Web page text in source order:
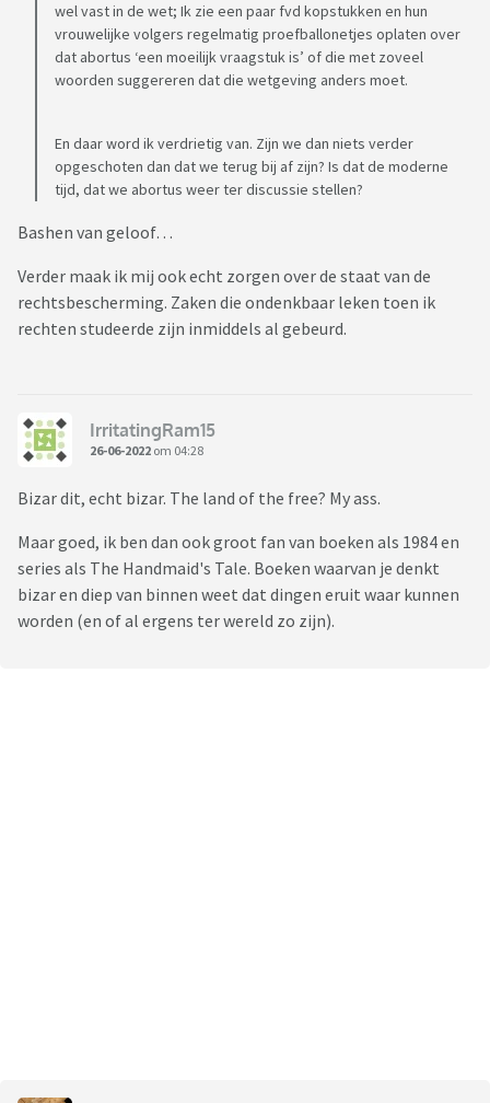
wel vast in de wet; Ik zie een paar fvd kopstukken en hun
vrouwelijke volgers regelmatig proefballonetjes oplaten over
dat abortus ‘een moeilijk vraagstuk is’ of die met zoveel
woorden suggereren dat die wetgeving anders moet.
En daar word ik verdrietig van. Zijn we dan niets verder
opgeschoten dan dat we terug bij af zijn? Is dat de moderne
tijd, dat we abortus weer ter discussie stellen?
Bashen van geloof…
Verder maak ik mij ook echt zorgen over de staat van de
rechtsbescherming. Zaken die ondenkbaar leken toen ik
rechten studeerde zijn inmiddels al gebeurd.
IrritatingRam15
26-06-2022 om 04:28
Bizar dit, echt bizar. The land of the free? My ass.
Maar goed, ik ben dan ook groot fan van boeken als 1984 en
series als The Handmaid's Tale. Boeken waarvan je denkt
bizar en diep van binnen weet dat dingen eruit waar kunnen
worden (en of al ergens ter wereld zo zijn).